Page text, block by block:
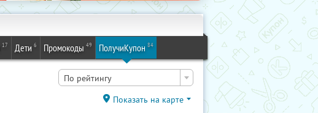
17 Дети 6 Промокоды 49 ПолучиКупон 84
По рейтингу
Показать на карте